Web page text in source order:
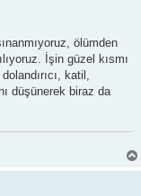
ölümden
İşin güzel kısmı
katil,
düşünerek biraz da